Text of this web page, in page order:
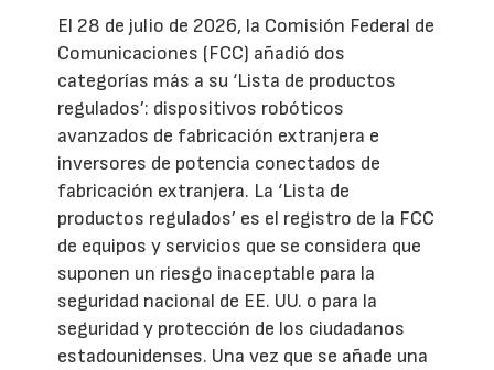
El 28 de julio de 2026, la Comisión Federal de
Comunicaciones (FCC) añadió dos
categorías más a su ‘Lista de productos
regulados’: dispositivos robóticos
avanzados de fabricación extranjera e
inversores de potencia conectados de
fabricación extranjera. La ‘Lista de
productos regulados’ es el registro de la FCC
de equipos y servicios que se considera que
suponen un riesgo inaceptable para la
seguridad nacional de EE. UU. o para la
seguridad y protección de los ciudadanos
estadounidenses. Una vez que se añade una